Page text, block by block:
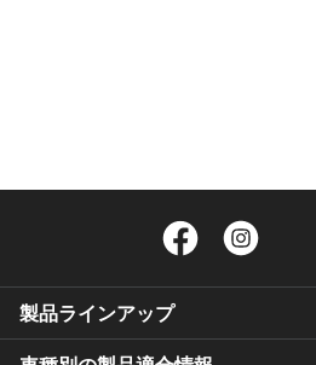
Facebook
製品ラインアップ